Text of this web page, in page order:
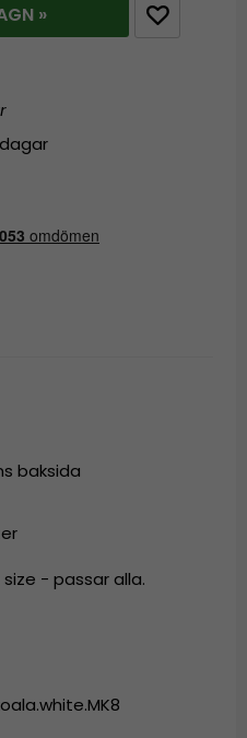
»
baksida
size - passar alla.